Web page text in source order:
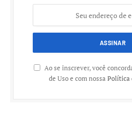
Ao se inscrever, você
de Uso e com nossa Política